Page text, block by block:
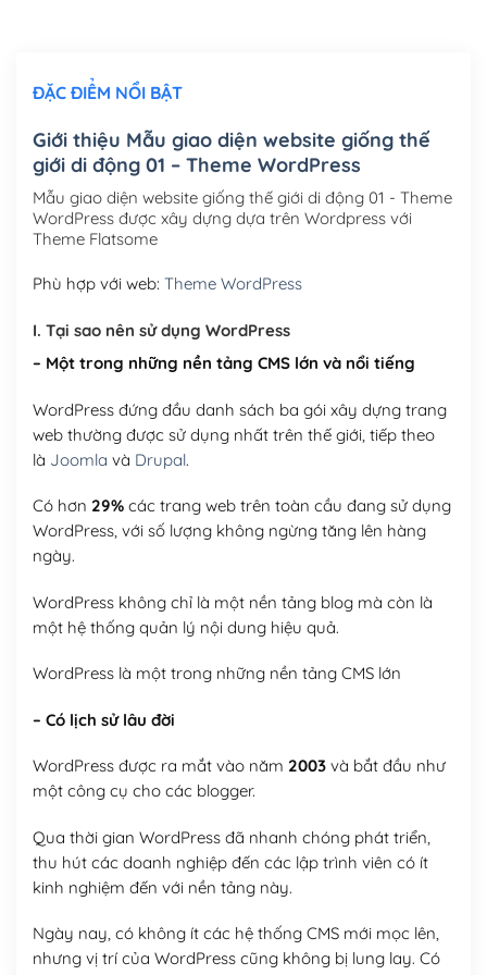
Mua thêm Host + Tên miền
Tên miền quốc tế .com .net .org (1 năm) (+300,000₫)
Tên miền Việt Nam .vn (1 năm)(+550,000₫)
Hosting 2GB SSD (1 năm)(+450,000₫)
Hosting 8GB SSD (1 năm) (+950,000₫)
ĐẶC ĐIỂM NỔI BẬT
Giới thiệu Mẫu giao diện website giống thế
giới di động 01 – Theme WordPress
Mẫu giao diện website giống thế giới di động 01 - Theme
WordPress được xây dựng dựa trên Wordpress với
Theme Flatsome
Phù hợp với web: Theme WordPress
I. Tại sao nên sử dụng WordPress
– Một trong những nền tảng CMS lớn và nổi tiếng
WordPress đứng đầu danh sách ba gói xây dựng trang
web thường được sử dụng nhất trên thế giới, tiếp theo
là Joomla và Drupal.
Có hơn 29%các trang web trên toàn cầu đang sử dụng
WordPress, với số lượng không ngừng tăng lên hàng
ngày.
WordPress không chỉ là một nền tảng blog mà còn là
một hệ thống quản lý nội dung hiệu quả.
WordPress là một trong những nền tảng CMS lớn
– Có lịch sử lâu đời
WordPress được ra mắt vào năm 2003và bắt đầu như
một công cụ cho các blogger.
Qua thời gian WordPress đã nhanh chóng phát triển,
thu hút các doanh nghiệp đến các lập trình viên có ít
kinh nghiệm đến với nền tảng này.
Ngày nay, có không ít các hệ thống CMS mới mọc lên,
nhưng vị trí của WordPress cũng không bị lung lay. Có